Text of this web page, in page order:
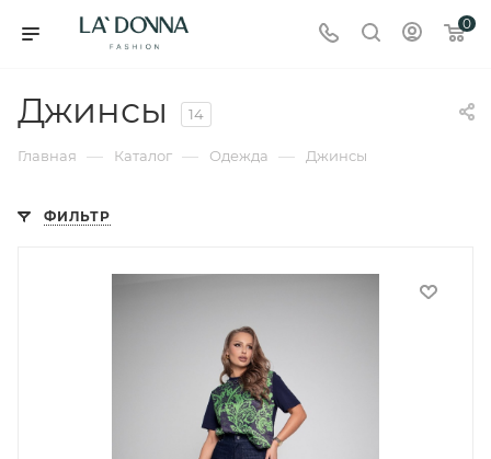
0
Джинсы 14
Главная — Каталог — Одежда — Джинсы
ФИЛЬТР